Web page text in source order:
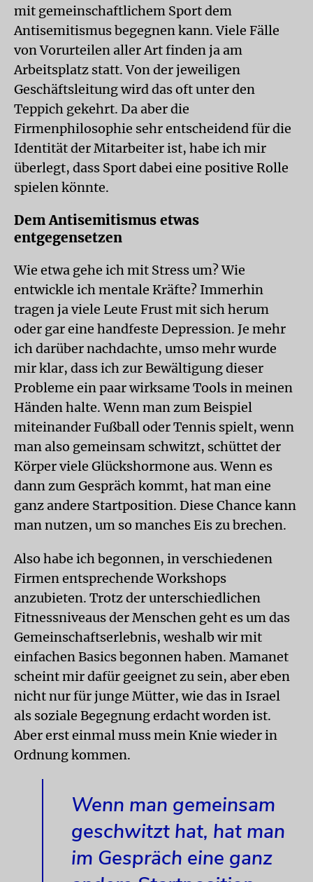
mit gemeinschaftlichem Sport dem
Antisemitismus begegnen kann. Viele Fälle
von Vorurteilen aller Art finden ja am
Arbeitsplatz statt. Von der jeweiligen
Geschäftsleitung wird das oft unter den
Teppich gekehrt. Da aber die
Firmenphilosophie sehr entscheidend für die
Identität der Mitarbeiter ist, habe ich mir
überlegt, dass Sport dabei eine positive Rolle
spielen könnte.
Dem Antisemitismus etwas
entgegensetzen
Wie etwa gehe ich mit Stress um? Wie
entwickle ich mentale Kräfte? Immerhin
tragen ja viele Leute Frust mit sich herum
oder gar eine handfeste Depression. Je mehr
ich darüber nachdachte, umso mehr wurde
mir klar, dass ich zur Bewältigung dieser
Probleme ein paar wirksame Tools in meinen
Händen halte. Wenn man zum Beispiel
miteinander Fußball oder Tennis spielt, wenn
man also gemeinsam schwitzt, schüttet der
Körper viele Glückshormone aus. Wenn es
dann zum Gespräch kommt, hat man eine
ganz andere Startposition. Diese Chance kann
man nutzen, um so manches Eis zu brechen.
Also habe ich begonnen, in verschiedenen
Firmen entsprechende Workshops
anzubieten. Trotz der unterschiedlichen
Fitnessniveaus der Menschen geht es um das
Gemeinschaftserlebnis, weshalb wir mit
einfachen Basics begonnen haben. Mamanet
scheint mir dafür geeignet zu sein, aber eben
nicht nur für junge Mütter, wie das in Israel
als soziale Begegnung erdacht worden ist.
Aber erst einmal muss mein Knie wieder in
Ordnung kommen.
Wenn man gemeinsam
geschwitzt hat, hat man
im Gespräch eine ganz